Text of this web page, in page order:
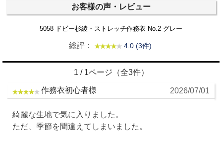
お客様の声・レビュー
5058 ドビー杉綾・ストレッチ作務衣 No.2 グレー
総評： 4.0 (3件)
1 / 1ページ（全3件）
作務衣初心者様 2026/07/01
綺麗な生地で気に入りました。
ただ、季節を間違えてしまいました。